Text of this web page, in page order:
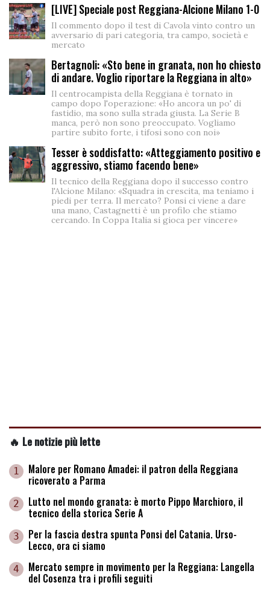
[LIVE] Speciale post Reggiana-Alcione Milano 1-0
Il commento dopo il test di Cavola vinto contro un
avversario di pari categoria, tra campo, società e
mercato
Bertagnoli: «Sto bene in granata, non ho chiesto
di andare. Voglio riportare la Reggiana in alto»
Il centrocampista della Reggiana è tornato in
campo dopo l'operazione: «Ho ancora un po' di
fastidio, ma sono sulla strada giusta. La Serie B
manca, però non sono preoccupato. Vogliamo
partire subito forte, i tifosi sono con noi»
Tesser è soddisfatto: «Atteggiamento positivo e
aggressivo, stiamo facendo bene»
Il tecnico della Reggiana dopo il successo contro
l'Alcione Milano: «Squadra in crescita, ma teniamo i
piedi per terra. Il mercato? Ponsi ci viene a dare
una mano, Castagnetti è un profilo che stiamo
cercando. In Coppa Italia si gioca per vincere»
🔥 Le notizie più lette
1 Malore per Romano Amadei: il patron della Reggiana
ricoverato a Parma
2 Lutto nel mondo granata: è morto Pippo Marchioro, il
tecnico della storica Serie A
3 Per la fascia destra spunta Ponsi del Catania. Urso-
Lecco, ora ci siamo
4 Mercato sempre in movimento per la Reggiana: Langella
del Cosenza tra i profili seguiti